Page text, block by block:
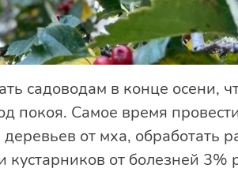
садоводам в конце осени,
покоя. Самое время
от мха, обработать
кустарников от болезней